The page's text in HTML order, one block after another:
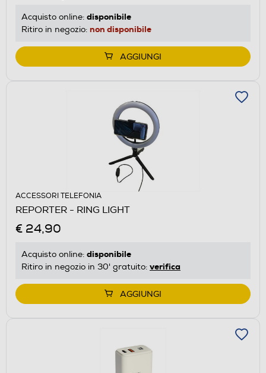
Acquisto online: disponibile
Ritiro in negozio: non disponibile
AGGIUNGI
ACCESSORI TELEFONIA
REPORTER - RING LIGHT
€ 24,90
Acquisto online: disponibile
Ritiro in negozio in 30' gratuito: verifica
AGGIUNGI